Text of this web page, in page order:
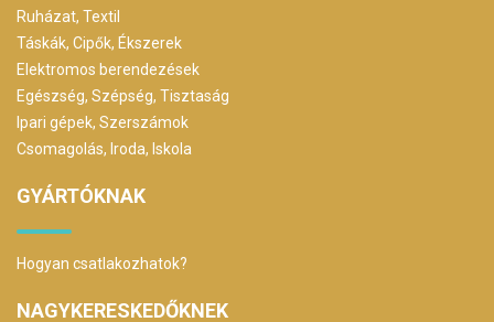
Ruházat, Textil
Táskák, Cipők, Ékszerek
Elektromos berendezések
Egészség, Szépség, Tisztaság
Ipari gépek, Szerszámok
Csomagolás, Iroda, Iskola
GYÁRTÓKNAK
Hogyan csatlakozhatok?
NAGYKERESKEDŐKNEK